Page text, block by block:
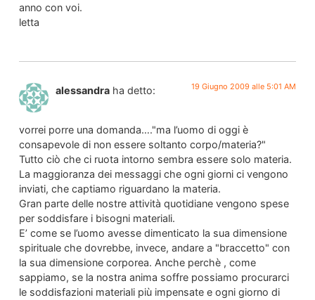
anno con voi.
letta
alessandra ha detto: 19 Giugno 2009 alle 5:01 AM
vorrei porre una domanda…."ma l’uomo di oggi è
consapevole di non essere soltanto corpo/materia?"
Tutto ciò che ci ruota intorno sembra essere solo materia.
La maggioranza dei messaggi che ogni giorni ci vengono
inviati, che captiamo riguardano la materia.
Gran parte delle nostre attività quotidiane vengono spese
per soddisfare i bisogni materiali.
E’ come se l’uomo avesse dimenticato la sua dimensione
spirituale che dovrebbe, invece, andare a "braccetto" con
la sua dimensione corporea. Anche perchè , come
sappiamo, se la nostra anima soffre possiamo procurarci
le soddisfazioni materiali più impensate e ogni giorno di